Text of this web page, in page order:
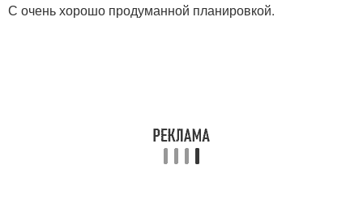
С очень хорошо продуманной планировкой.